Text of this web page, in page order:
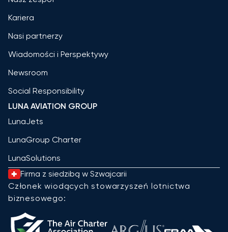
Kariera
Nasi partnerzy
Wiadomości i Perspektywy
Newsroom
Social Responsibility
LUNA AVIATION GROUP
LunaJets
LunaGroup Charter
LunaSolutions
Firma z siedzibą w Szwajcarii
Członek wiodących stowarzyszeń lotnictwa
biznesowego: